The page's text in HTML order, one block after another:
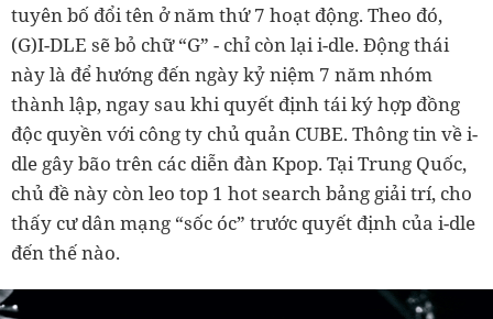
tuyên bố đổi tên ở năm thứ 7 hoạt động. Theo đó,
(G)I-DLE sẽ bỏ chữ “G” - chỉ còn lại i-dle. Động thái
này là để hướng đến ngày kỷ niệm 7 năm nhóm
thành lập, ngay sau khi quyết định tái ký hợp đồng
độc quyền với công ty chủ quản CUBE. Thông tin về i-
dle gây bão trên các diễn đàn Kpop. Tại Trung Quốc,
chủ đề này còn leo top 1 hot search bảng giải trí, cho
thấy cư dân mạng “sốc óc” trước quyết định của i-dle
đến thế nào.